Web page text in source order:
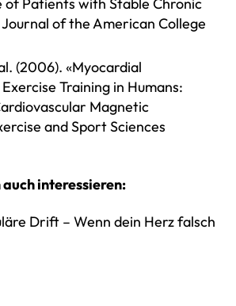
of the American College
(2006). «Myocardial
Training in Humans:
Magnetic
and Sport Sciences
interessieren:
Drift – Wenn dein Herz falsch